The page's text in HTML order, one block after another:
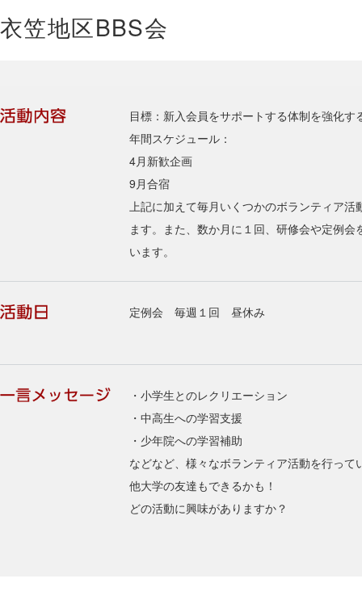
衣笠地区BBS会
目標：新入会員をサポートする体制を強化す
年間スケジュール：
4月新歓企画
9月合宿
上記に加えて毎月いくつかのボランティア活
ます。また、数か月に１回、研修会や定例会
います。
定例会 毎週１回 昼休み
・小学生とのレクリエーション
・中高生への学習支援
・少年院への学習補助
などなど、様々なボランティア活動を行って
他大学の友達もできるかも！
どの活動に興味がありますか？